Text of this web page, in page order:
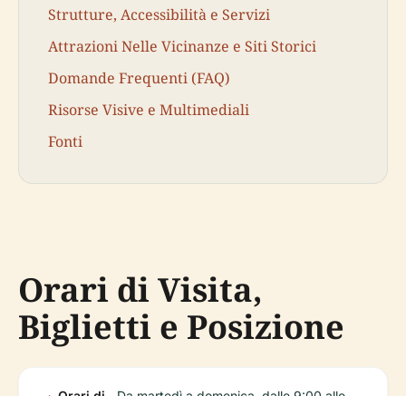
Strutture, Accessibilità e Servizi
Attrazioni Nelle Vicinanze e Siti Storici
Domande Frequenti (FAQ)
Risorse Visive e Multimediali
Fonti
Orari di Visita,
Biglietti e Posizione